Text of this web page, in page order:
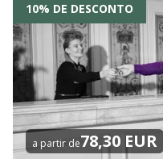
10% DE DESCONTO
a partir de78,30 EUR